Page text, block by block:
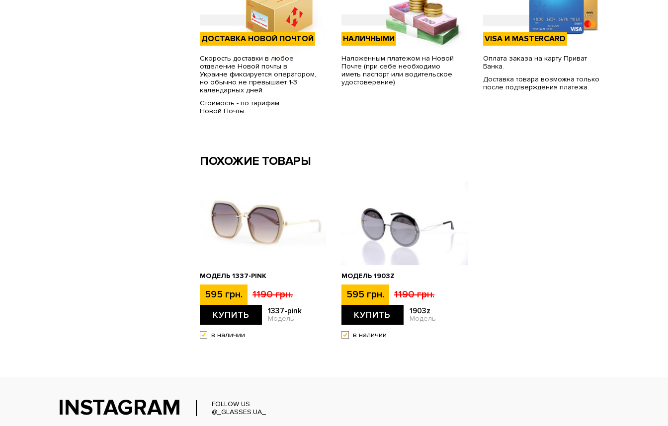
ДОСТАВКА НОВОЙ ПОЧТОЙ
Скорость доставки в любое
отделение Новой почты в
Украине фиксируется оператором,
но обычно не превышает 1-3
календарных дней.
Стоимость - по тарифам
Новой Почты.
НАЛИЧНЫМИ
Наложенным платежом на Новой
Почте (при себе необходимо
иметь паспорт или водительское
удостоверение)
VISA И MASTERCARD
Оплата заказа на карту Приват
Банка.
Доставка товара возможна только
после подтверждения платежа.
ПОХОЖИЕ ТОВАРЫ
МОДЕЛЬ 1337-PINK
595 грн. 1190 грн.
КУПИТЬ 1337-pink
Модель
в наличии
МОДЕЛЬ 1903Z
595 грн. 1190 грн.
КУПИТЬ 1903z
Модель
в наличии
INSTAGRAM
FOLLOW US
@_GLASSES.UA_